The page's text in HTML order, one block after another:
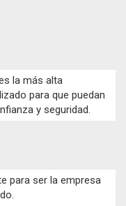
la más alta
para que puedan
y seguridad.
para ser la empresa